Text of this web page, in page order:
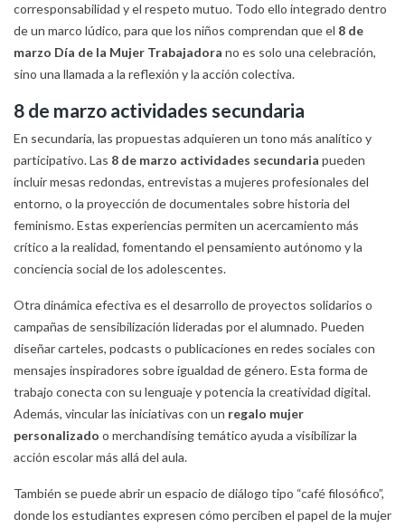
corresponsabilidad y el respeto mutuo. Todo ello integrado dentro
de un marco lúdico, para que los niños comprendan que el 8 de
marzo Día de la Mujer Trabajadora no es solo una celebración,
sino una llamada a la reflexión y la acción colectiva.
8 de marzo actividades secundaria
En secundaria, las propuestas adquieren un tono más analítico y
participativo. Las 8 de marzo actividades secundaria pueden
incluir mesas redondas, entrevistas a mujeres profesionales del
entorno, o la proyección de documentales sobre historia del
feminismo. Estas experiencias permiten un acercamiento más
crítico a la realidad, fomentando el pensamiento autónomo y la
conciencia social de los adolescentes.
Otra dinámica efectiva es el desarrollo de proyectos solidarios o
campañas de sensibilización lideradas por el alumnado. Pueden
diseñar carteles, podcasts o publicaciones en redes sociales con
mensajes inspiradores sobre igualdad de género. Esta forma de
trabajo conecta con su lenguaje y potencia la creatividad digital.
Además, vincular las iniciativas con un regalo mujer
personalizado o merchandising temático ayuda a visibilizar la
acción escolar más allá del aula.
También se puede abrir un espacio de diálogo tipo “café filosófico”,
donde los estudiantes expresen cómo perciben el papel de la mujer